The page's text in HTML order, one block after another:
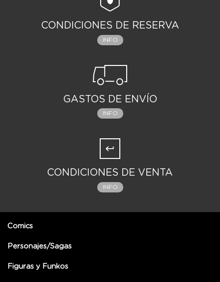
CONDICIONES DE RESERVA
INFO
GASTOS DE ENVÍO
INFO
CONDICIONES DE VENTA
INFO
Comics
Personajes/Sagas
Figuras y Funkos